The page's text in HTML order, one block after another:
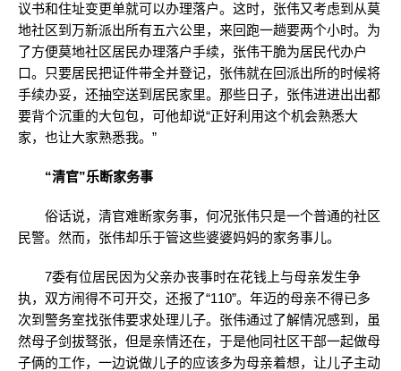
议书和住址变更单就可以办理落户。这时，张伟又考虑到从莫
地社区到万新派出所有五六公里，来回跑一趟要两个小时。为
了方便莫地社区居民办理落户手续，张伟干脆为居民代办户
口。只要居民把证件带全并登记，张伟就在回派出所的时候将
手续办妥，还抽空送到居民家里。那些日子，张伟进进出出都
要背个沉重的大包包，可他却说“正好利用这个机会熟悉大
家，也让大家熟悉我。”
“清官”乐断家务事
俗话说，清官难断家务事，何况张伟只是一个普通的社区
民警。然而，张伟却乐于管这些婆婆妈妈的家务事儿。
7委有位居民因为父亲办丧事时在花钱上与母亲发生争
执，双方闹得不可开交，还报了“110”。年迈的母亲不得已多
次到警务室找张伟要求处理儿子。张伟通过了解情况感到，虽
然母子剑拔驽张，但是亲情还在，于是他同社区干部一起做母
子俩的工作，一边说做儿子的应该多为母亲着想，让儿子主动